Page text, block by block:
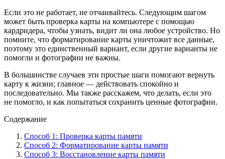
Если это не работает, не отчаивайтесь. Следующим шагом
может быть проверка карты на компьютере с помощью
кардридера, чтобы узнать, видит ли она любое устройство. Но
помните, что форматирование карты уничтожит все данные,
поэтому это единственный вариант, если другие варианты не
помогли и фотографии не важны.
В большинстве случаев эти простые шаги помогают вернуть
карту к жизни; главное — действовать спокойно и
последовательно. Мы также расскажем, что делать, если это
не помогло, и как попытаться сохранить ценные фотографии.
Содержание
Способ 1: Проверка карты памяти
Способ 2: Форматирование карты памяти
Способ 3: Восстановление карты памяти